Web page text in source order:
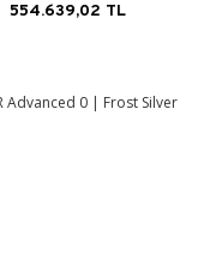
554.639,02 TL